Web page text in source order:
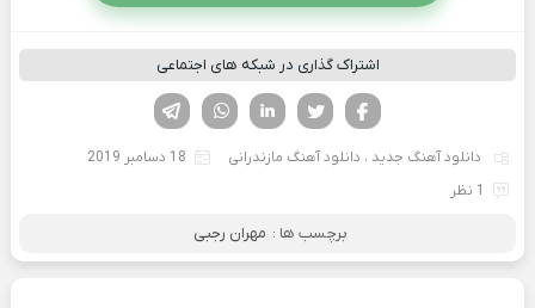
اشتراک گذاری در شبکه های اجتماعی
لینکدین تویتر
فیسوک
دانلود آهنگ جدید ، دانلود آهنگ مازندرانی
18 دسامبر 2019
1 نظر
برچسب ها : مهران رجبی